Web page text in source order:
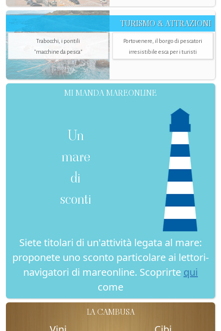
TURISMO & ATTRAZIONI
Trabocchi, i pontili
"macchine da pesca"
Portovenere, il borgo di pescatori
irresistibile esca per i turisti
MI MANDA MAREONLINE
Un
mare
di
sconti
Siete titolari di un'attività legata al mare:
proponete uno sconto particolare ai lettori-
navigatori di mareonline. Scoprirte qui
come
LA CAMBUSA